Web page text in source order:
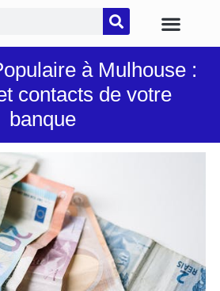
à Mulhouse :
contacts de votre
banque